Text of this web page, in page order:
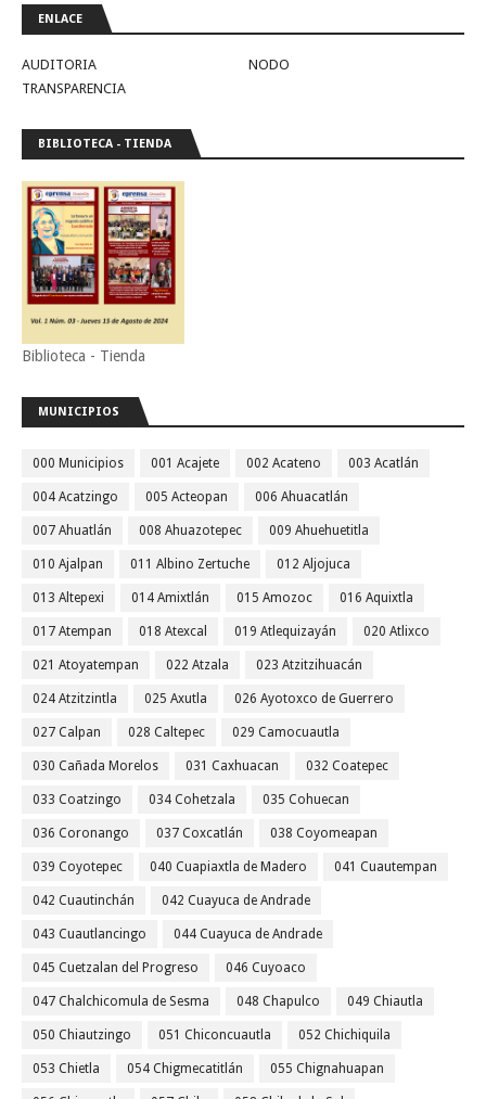
ENLACE
AUDITORIA
NODO
TRANSPARENCIA
BIBLIOTECA - TIENDA
Biblioteca - Tienda
MUNICIPIOS
000 Municipios 001 Acajete 002 Acateno 003 Acatlán
004 Acatzingo 005 Acteopan 006 Ahuacatlán
007 Ahuatlán 008 Ahuazotepec 009 Ahuehuetitla
010 Ajalpan 011 Albino Zertuche 012 Aljojuca
013 Altepexi 014 Amixtlán 015 Amozoc 016 Aquixtla
017 Atempan 018 Atexcal 019 Atlequizayán 020 Atlixco
021 Atoyatempan 022 Atzala 023 Atzitzihuacán
024 Atzitzintla 025 Axutla 026 Ayotoxco de Guerrero
027 Calpan 028 Caltepec 029 Camocuautla
030 Cañada Morelos 031 Caxhuacan 032 Coatepec
033 Coatzingo 034 Cohetzala 035 Cohuecan
036 Coronango 037 Coxcatlán 038 Coyomeapan
039 Coyotepec 040 Cuapiaxtla de Madero 041 Cuautempan
042 Cuautinchán 042 Cuayuca de Andrade
043 Cuautlancingo 044 Cuayuca de Andrade
045 Cuetzalan del Progreso 046 Cuyoaco
047 Chalchicomula de Sesma 048 Chapulco 049 Chiautla
050 Chiautzingo 051 Chiconcuautla 052 Chichiquila
053 Chietla 054 Chigmecatitlán 055 Chignahuapan